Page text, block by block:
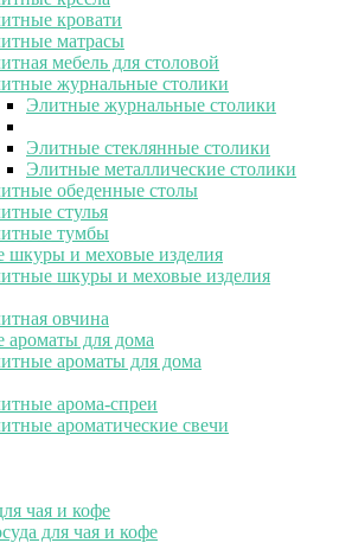
кровати
матрасы
мебель для столовой
журнальные столики
Элитные журнальные столики
Элитные стеклянные столики
Элитные металлические столики
обеденные столы
стулья
тумбы
шкуры и меховые изделия
шкуры и меховые изделия
овчина
ароматы для дома
ароматы для дома
арома-спреи
ароматические свечи
чая и кофе
для чая и кофе